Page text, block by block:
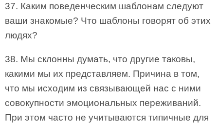
37. Каким поведенческим шаблонам следуют
ваши знакомые? Что шаблоны говорят об этих
людях?
38. Мы склонны думать, что другие таковы,
какими мы их представляем. Причина в том,
что мы исходим из связывающей нас с ними
совокупности эмоциональных переживаний.
При этом часто не учитываются типичные для